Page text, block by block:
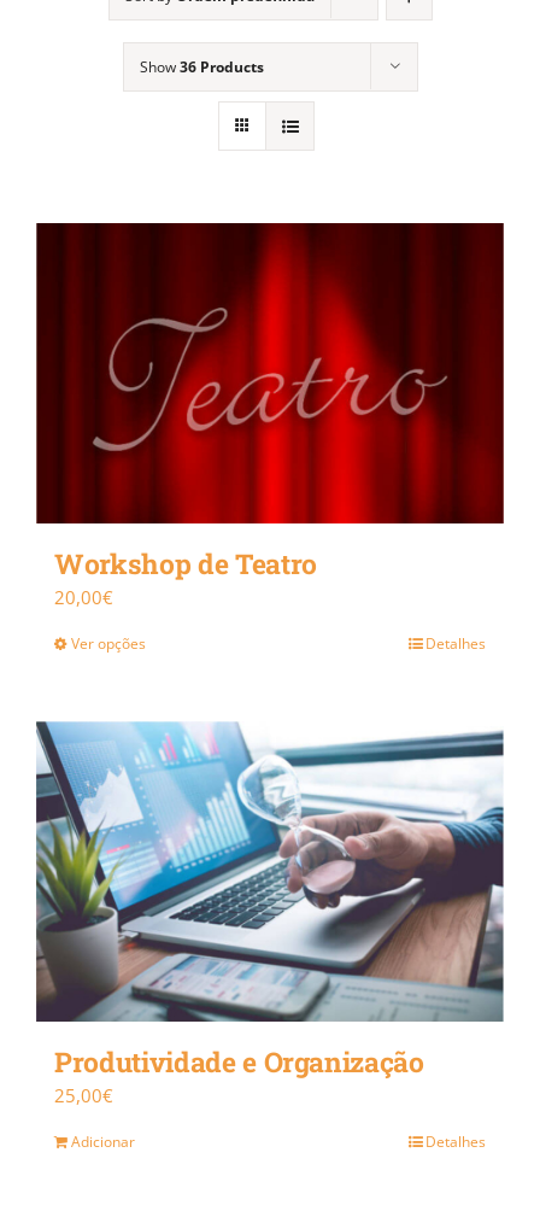
Show36 Products
Workshop de Teatro
20,00€
Ver opções Detalhes
Produtividade e Organização
25,00€
Adicionar Detalhes